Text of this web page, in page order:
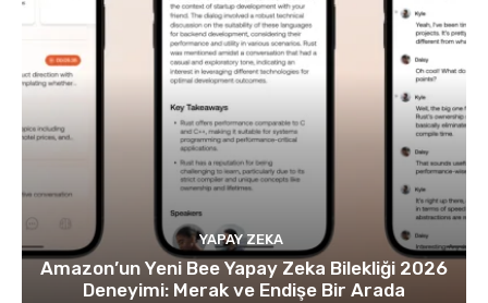
YAPAY ZEKA
Amazon’un Yeni Bee Yapay Zeka Bilekliği 2026
Deneyimi: Merak ve Endişe Bir Arada